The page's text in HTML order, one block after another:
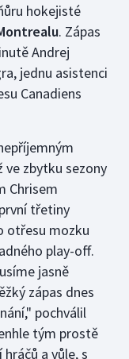
hokejisté
. Zápas
Andrej
jednu asistenci
Canadiens
ve zbytku sezony
Chrisem
třetiny
otřesu mozku
play-off.
jasně
zápas dnes
pochválil
tým prostě
a vůle, s